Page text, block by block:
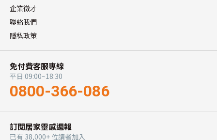
企業徵才
聯絡我們
隱私政策
免付費客服專線
平日 09:00~18:30
0800-366-086
訂閱居家靈感週報
已有 38,000+ 位讀者加入